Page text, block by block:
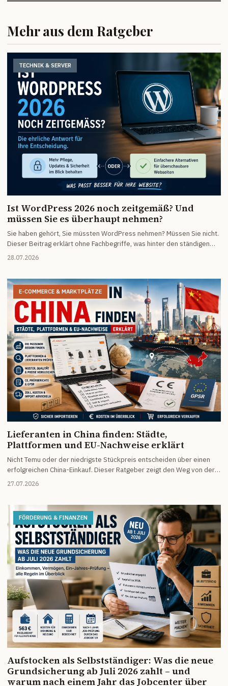
Mehr aus dem Ratgeber
TECHNIK & SERVER
Ist WordPress 2026 noch zeitgemäß? Und
müssen Sie es überhaupt nehmen?
Sie haben gehört, Sie müssten WordPress nehmen? Müssen Sie nicht.
Dieser Beitrag erklärt ohne Fachbegriffe, was hinter den ständigen
Sicherheitswarnungen steckt, was die Pflege wirklich kostet und für
28.07.2026
E-COMMERCE & MARKTPLÄTZE
Lieferanten in China finden: Städte,
Plattformen und EU-Nachweise erklärt
Nicht Temu oder der niedrigste Stückpreis entscheiden über einen
erfolgreichen China-Einkauf. Dieser Ratgeber zeigt den Weg von der
passenden Produktionsregion über die Lieferantenprüfung bis zu den
27.07.2026
FÖRDERUNG & FINANZEN
Aufstocken als Selbstständiger: Was die neue
Grundsicherung ab Juli 2026 zahlt – und
warum nach einem Jahr das Jobcenter über